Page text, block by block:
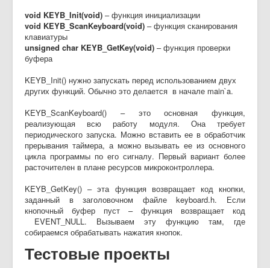
void KEYB_Init(void) – функция инициализации
void KEYB_ScanKeyboard(void) – функция сканирования
клавиатуры
unsigned char KEYB_GetKey(void) – функция проверки
буфера
KEYB_Init() нужно запускать перед использованием двух
других функций. Обычно это делается в начале main`a.
KEYB_ScanKeyboard() – это основная функция,
реализующая всю работу модуля. Она требует
периодического запуска. Можно вставить ее в обработчик
прерывания таймера, а можно вызывать ее из основного
цикла программы по его сигналу. Первый вариант более
расточителен в плане ресурсов микроконтроллера.
KEYB_GetKey() – эта функция возвращает код кнопки,
заданный в заголовочном файле keyboard.h. Если
кнопочный буфер пуст – функция возвращает код
EVENT_NULL. Вызываем эту функцию там, где
собираемся обрабатывать нажатия кнопок.
Тестовые проекты